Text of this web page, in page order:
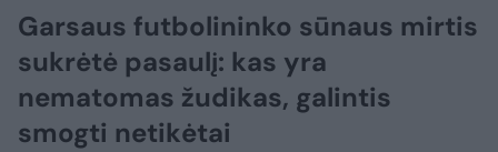
Garsaus futbolininko sūnaus mirtis
sukrėtė pasaulį: kas yra
nematomas žudikas, galintis
smogti netikėtai